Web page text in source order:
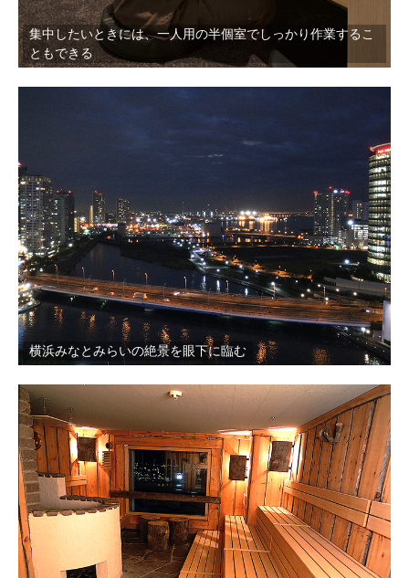
集中したいときには、一人用の半個室でしっかり作業するこ
ともできる
横浜みなとみらいの絶景を眼下に臨む